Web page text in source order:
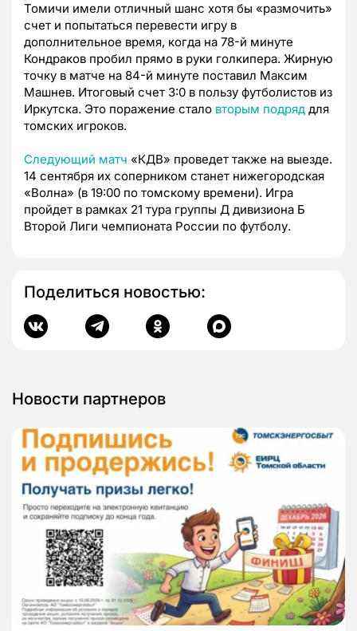
Томичи имели отличный шанс хотя бы «размочить»
счет и попытаться перевести игру в
дополнительное время, когда на 78-й минуте
Кондраков пробил прямо в руки голкипера. Жирную
точку в матче на 84-й минуте поставил Максим
Машнев. Итоговый счет 3:0 в пользу футболистов из
Иркутска. Это поражение стало вторым подряд для
томских игроков.
Следующий матч «КДВ» проведет также на выезде.
14 сентября их соперником станет нижегородская
«Волна» (в 19:00 по томскому времени). Игра
пройдет в рамках 21 тура группы Д дивизиона Б
Второй Лиги чемпионата России по футболу.
Поделиться новостью:
Новости партнеров